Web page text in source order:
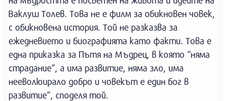
Ваклуш Толев. Това не е филм за обикновен човек,
с обикновена история. Той не разказва за
ежедневието и биографията като факти. Това е
една приказка за Пътя на Мъдрец, в която “няма
страдание”, а има развитие, няма зло, има
нееволюирало добро и човекът е един бог в
развитие”, споделя той.